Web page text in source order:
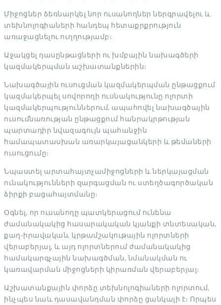
Միջոցներ ձեռնարկել նոր ուսանողներ ներգրավելու և
տեխնոլոգիաների հանդեպ հետաքրքրություն
առաջացնելու ուղղությամբ։
Աջակցել դասընթացների ու խմբային նախագծերի
կազմակերպման աշխատանքներին։
Նախագծային ուսուցման կազմակերպման ընթացքում
կազմակերպել սովորողի ուսնակությունը ոլորտի
կազմակերպություններում, ապահովել նախագծային
ուսումնառության ընթացքում հանրակրթության
պարտադիր նվազագույն պահանջին
համապատասխան առարկայացանկերի և թեմաների
ուսուցումը։
Նպաստել արտահայտչամիջոցների և ներկայացման
ունակությունների զարգացման ու ստեղծագործական
ձիրքի բացահայտմանը։
Օգնել, որ ուսանողը պատկերացում ունենա
ժամանակակից հասարակական կյանքի տնտեսական,
քաղ֊իրավական, կրթամշակութային ոլորտների
վերաբերյալ, և այդ ոլորտներում ժամանակակից
համակարգչային նախագծման, նմանակման ու
կառավարման միջոցների կիրառման վերաբերյալ։
Աշխատանքային փորձը տեխնոլոգիաների ոլորտում,
ինչպես նաև դասավանդման փորձը ցանկալի է։ Որպես